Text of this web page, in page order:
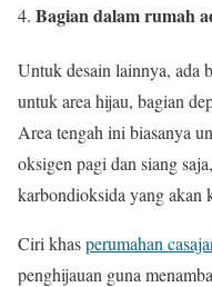
Bagian dalam rumah
Untuk desain lainnya, ada
untuk area hijau, bagian
Area tengah ini biasanya
oksigen pagi dan siang
karbondioksida yang akan
Ciri khasperumahan
penghijauan guna